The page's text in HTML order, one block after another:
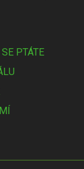
PTÁTE